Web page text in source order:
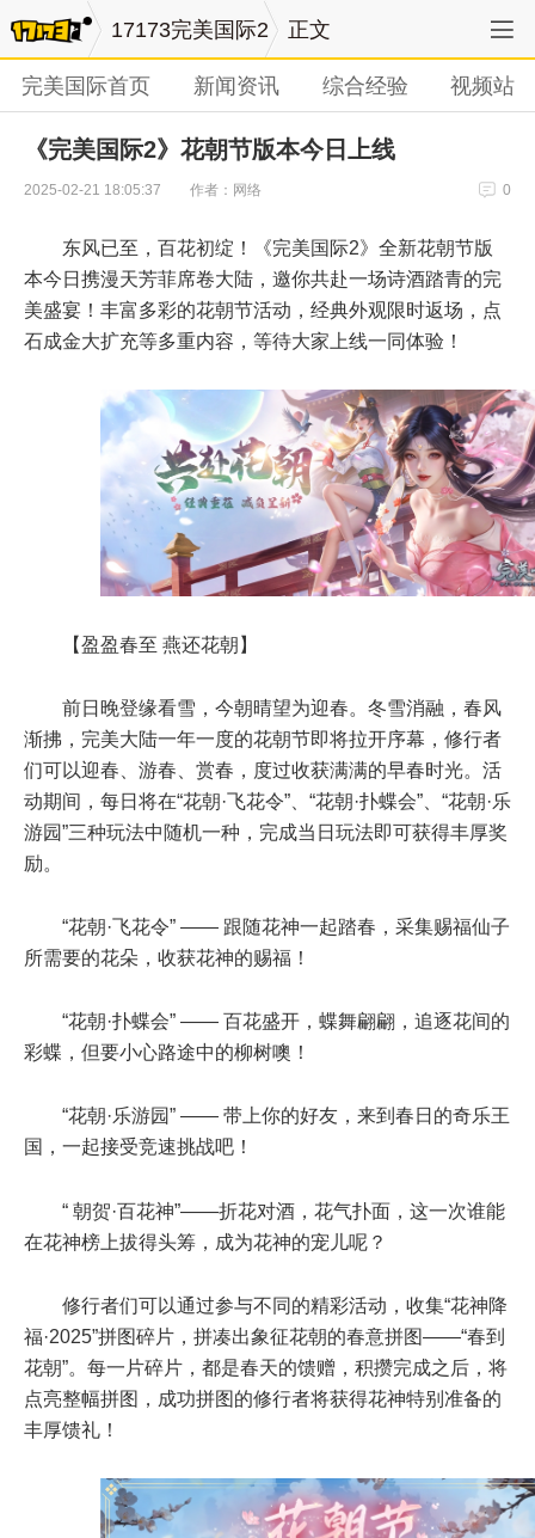
17173完美国际2 正文
完美国际首页 新闻资讯 综合经验 视频站
​《完美国际2》花朝节版本今日上线
2025-02-21 18:05:37 作者：网络 0
东风已至，百花初绽！《完美国际2》全新花朝节版
本今日携漫天芳菲席卷大陆，邀你共赴一场诗酒踏青的完
美盛宴！丰富多彩的花朝节活动，经典外观限时返场，点
石成金大扩充等多重内容，等待大家上线一同体验！
【盈盈春至 燕还花朝】
前日晚登缘看雪，今朝晴望为迎春。冬雪消融，春风
渐拂，完美大陆一年一度的花朝节即将拉开序幕，修行者
们可以迎春、游春、赏春，度过收获满满的早春时光。活
动期间，每日将在“花朝·飞花令”、“花朝·扑蝶会”、“花朝·乐
游园”三种玩法中随机一种，完成当日玩法即可获得丰厚奖
励。
“花朝·飞花令” —— 跟随花神一起踏春，采集赐福仙子
所需要的花朵，收获花神的赐福！
“花朝·扑蝶会” —— 百花盛开，蝶舞翩翩，追逐花间的
彩蝶，但要小心路途中的柳树噢！
“花朝·乐游园” —— 带上你的好友，来到春日的奇乐王
国，一起接受竞速挑战吧！
“ 朝贺·百花神”——折花对酒，花气扑面，这一次谁能
在花神榜上拔得头筹，成为花神的宠儿呢？
修行者们可以通过参与不同的精彩活动，收集“花神降
福·2025”拼图碎片，拼凑出象征花朝的春意拼图——“春到
花朝”。每一片碎片，都是春天的馈赠，积攒完成之后，将
点亮整幅拼图，成功拼图的修行者将获得花神特别准备的
丰厚馈礼！